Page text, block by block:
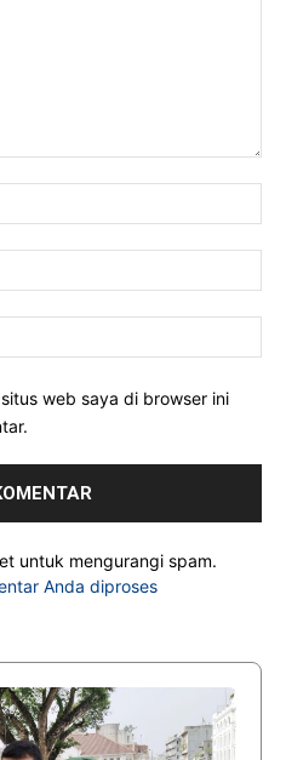
web saya di browser ini
untuk mengurangi spam.
Anda diproses